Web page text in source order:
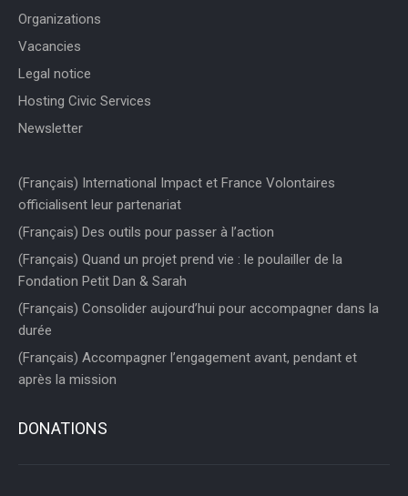
Organizations
Vacancies
Legal notice
Hosting Civic Services
Newsletter
(Français) International Impact et France Volontaires
officialisent leur partenariat
(Français) Des outils pour passer à l’action
(Français) Quand un projet prend vie : le poulailler de la
Fondation Petit Dan & Sarah
(Français) Consolider aujourd’hui pour accompagner dans la
durée
(Français) Accompagner l’engagement avant, pendant et
après la mission
DONATIONS